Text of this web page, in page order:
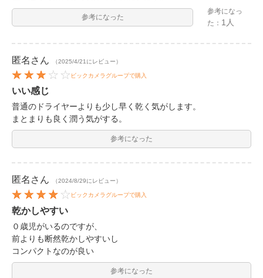
参考になった
参考になっ
た： 1人
匿名 さん （2025/4/21にレビュー）
ビックカメラグループで購入
いい感じ
普通のドライヤーよりも少し早く乾く気がします。
まとまりも良く潤う気がする。
参考になった
匿名 さん （2024/8/29にレビュー）
ビックカメラグループで購入
乾かしやすい
０歳児がいるのですが、
前よりも断然乾かしやすいし
コンパクトなのが良い
参考になった